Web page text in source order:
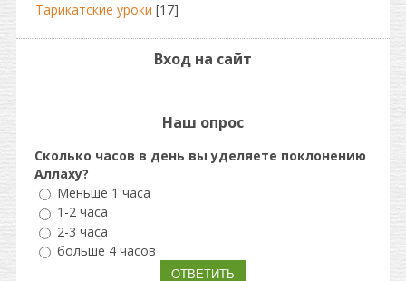
Тарикатские уроки [17]
Вход на сайт
Наш опрос
Сколько часов в день вы уделяете поклонению
Аллаху?
Меньше 1 часа
1-2 часа
2-3 часа
больше 4 часов